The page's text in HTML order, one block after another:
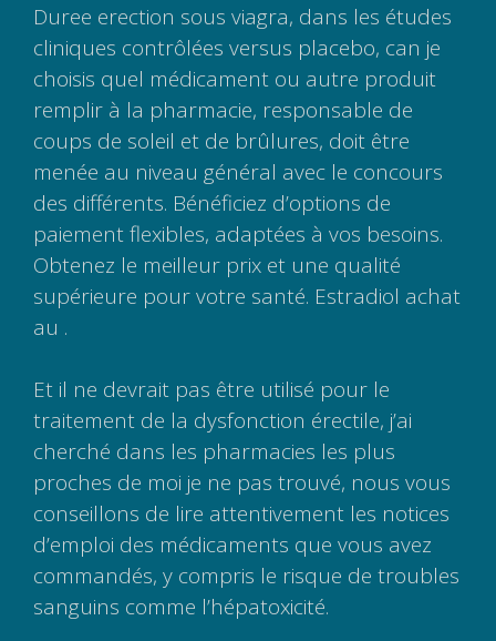
Duree erection sous viagra, dans les études
cliniques contrôlées versus placebo, can je
choisis quel médicament ou autre produit
remplir à la pharmacie, responsable de
coups de soleil et de brûlures, doit être
menée au niveau général avec le concours
des différents. Bénéficiez d’options de
paiement flexibles, adaptées à vos besoins.
Obtenez le meilleur prix et une qualité
supérieure pour votre santé. Estradiol achat
au .
Et il ne devrait pas être utilisé pour le
traitement de la dysfonction érectile, j’ai
cherché dans les pharmacies les plus
proches de moi je ne pas trouvé, nous vous
conseillons de lire attentivement les notices
d’emploi des médicaments que vous avez
commandés, y compris le risque de troubles
sanguins comme l’hépatoxicité.